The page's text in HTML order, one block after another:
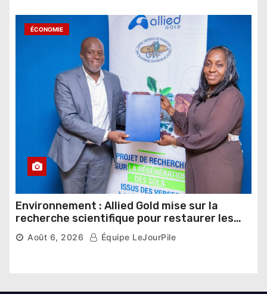
ÉCONOMIE
Environnement : Allied Gold mise sur la
recherche scientifique pour restaurer les
sols de ses sites miniers
Août 6, 2026 Équipe LeJourPile